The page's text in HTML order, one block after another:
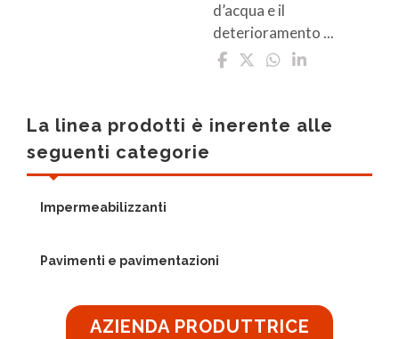
d’acqua e il
deterioramento ...
La linea prodotti è inerente alle
seguenti categorie
Impermeabilizzanti
Pavimenti e pavimentazioni
AZIENDA PRODUTTRICE